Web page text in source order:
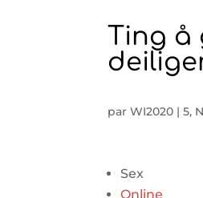
Ting å
parWI2020 |5,
Sex
Online